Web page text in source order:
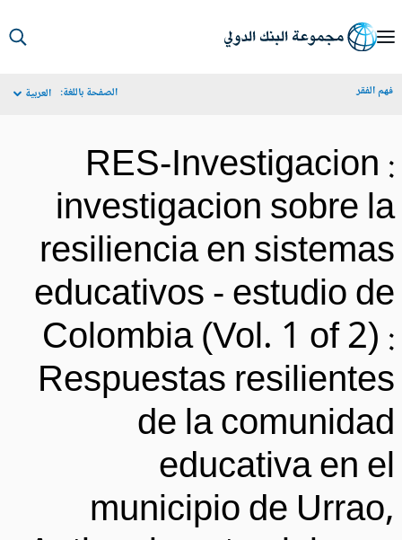
الفقر الصفحة باللغة: العربية
RES-
investigacion sobre
resiliencia en
educativos - estudio
Colombia (Vol. 1 of
Respuestas
de la
educativa en
municipio de